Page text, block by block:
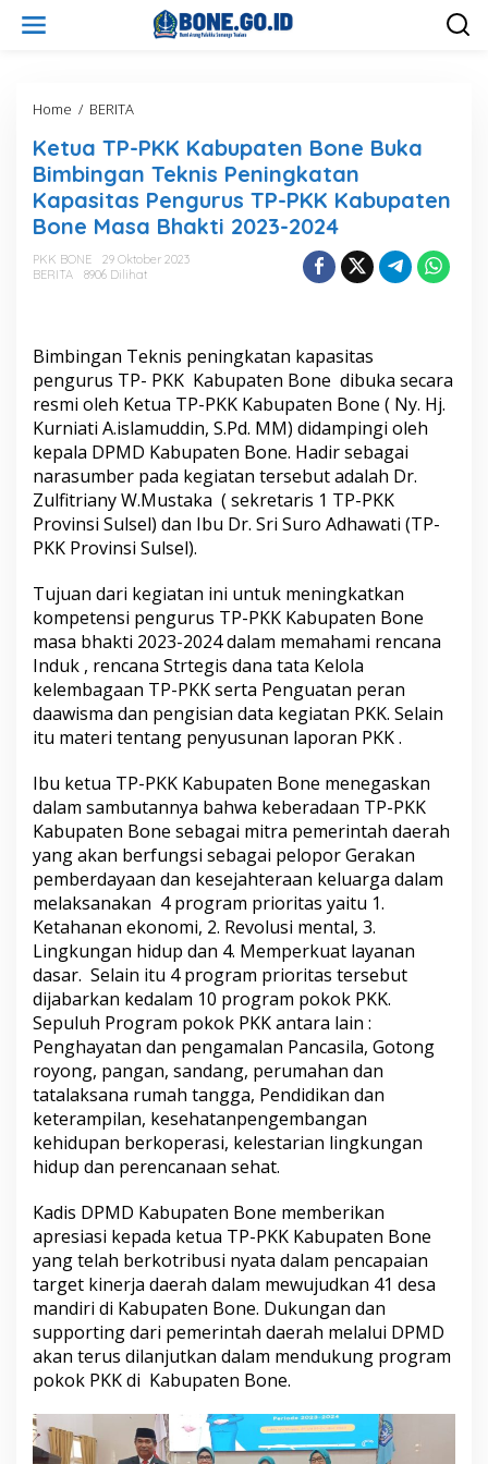
Home / BERITA
t
u
a
T
P
P
K
b
u
p
a
t
e
n
B
o
n
e
u
k
a
B
i
m
b
i
g
n
T
e
k
i
s
P
e
n
i
n
g
k
a
a
n
K
p
s
i
t
a
s
P
e
n
r
Ketua TP-PKK Kabupaten Bone Buka
Bimbingan Teknis Peningkatan
Kapasitas Pengurus TP-PKK Kabupaten
Bone Masa Bhakti 2023-2024
PKK BONE
29 Oktober 2023
BERITA
8906 Dilihat
Bimbingan Teknis peningkatan kapasitas
pengurus TP- PKK Kabupaten Bone dibuka secara
resmi oleh Ketua TP-PKK Kabupaten Bone ( Ny. Hj.
Kurniati A.islamuddin, S.Pd. MM) didampingi oleh
kepala DPMD Kabupaten Bone. Hadir sebagai
narasumber pada kegiatan tersebut adalah Dr.
Zulfitriany W.Mustaka ( sekretaris 1 TP-PKK
Provinsi Sulsel) dan Ibu Dr. Sri Suro Adhawati (TP-
PKK Provinsi Sulsel).
Tujuan dari kegiatan ini untuk meningkatkan
kompetensi pengurus TP-PKK Kabupaten Bone
masa bhakti 2023-2024 dalam memahami rencana
Induk , rencana Strtegis dana tata Kelola
kelembagaan TP-PKK serta Penguatan peran
daawisma dan pengisian data kegiatan PKK. Selain
itu materi tentang penyusunan laporan PKK .
Ibu ketua TP-PKK Kabupaten Bone menegaskan
dalam sambutannya bahwa keberadaan TP-PKK
Kabupaten Bone sebagai mitra pemerintah daerah
yang akan berfungsi sebagai pelopor Gerakan
pemberdayaan dan kesejahteraan keluarga dalam
melaksanakan 4 program prioritas yaitu 1.
Ketahanan ekonomi, 2. Revolusi mental, 3.
Lingkungan hidup dan 4. Memperkuat layanan
dasar. Selain itu 4 program prioritas tersebut
dijabarkan kedalam 10 program pokok PKK.
Sepuluh Program pokok PKK antara lain :
Penghayatan dan pengamalan Pancasila, Gotong
royong, pangan, sandang, perumahan dan
tatalaksana rumah tangga, Pendidikan dan
keterampilan, kesehatanpengembangan
kehidupan berkoperasi, kelestarian lingkungan
hidup dan perencanaan sehat.
Kadis DPMD Kabupaten Bone memberikan
apresiasi kepada ketua TP-PKK Kabupaten Bone
yang telah berkotribusi nyata dalam pencapaian
target kinerja daerah dalam mewujudkan 41 desa
mandiri di Kabupaten Bone. Dukungan dan
supporting dari pemerintah daerah melalui DPMD
akan terus dilanjutkan dalam mendukung program
pokok PKK di Kabupaten Bone.